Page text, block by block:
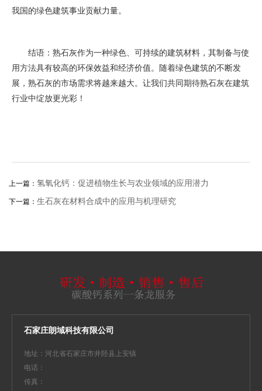
我国的绿色建筑事业贡献力量。
结语：熟石灰作为一种绿色、可持续的建筑材料，其制备与使
用方法具有较高的环保效益和经济价值。随着绿色建筑的不断发
展，熟石灰的市场需求将越来越大。让我们共同期待熟石灰在建筑
行业中绽放更光彩！
上一篇： ​氢氧化钙：促进植物生长与农业领域的应用潜力
下一篇： 生石灰在材料合成中的应用与机理研究
石家庄朗域科技有限公司
地址：河北省石家庄市井陉县上安镇
电话：13933183307
传真：